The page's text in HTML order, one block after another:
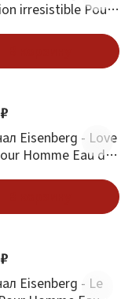
irresistible Pour
Eisenberg - Love
Homme Eau de
Eisenberg - Le